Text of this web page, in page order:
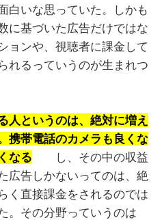
白いな思っていた。しかも
に基づいた広告だけではな
ョンや、視聴者に課金して
れるっていうのが生まれつ
人というのは、絶対に増え
携帯電話のカメラも良くな
なる し、その中の収益
広告しかないってのは、絶
く直接課金をされるのでは
。その分野っていうのは